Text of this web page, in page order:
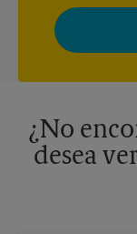
Al registrarse,
Store con
adaptados a sus
momento. Para
¿No
desea